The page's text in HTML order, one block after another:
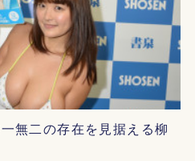
無二の存在を見据える柳